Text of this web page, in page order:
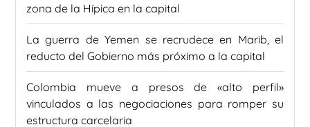
zona de la Hípica en la capital
La guerra de Yemen se recrudece en Marib, el
reducto del Gobierno más próximo a la capital
Colombia mueve a presos de «alto perfil»
vinculados a las negociaciones para romper su
estructura carcelaria